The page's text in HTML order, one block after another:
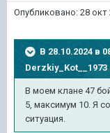
Опубликовано: 28 окт
В 28.10.2024 в
Derzkiy_Kot__1973
В моем клане 47
5, максимум 10. Я
ситуация.